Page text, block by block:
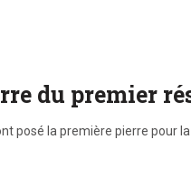
du premier
posé la première pierre pour